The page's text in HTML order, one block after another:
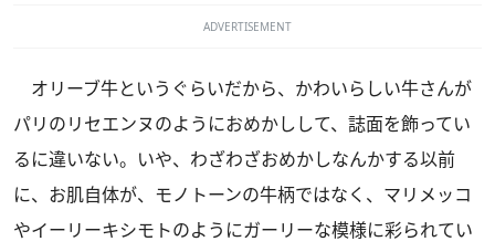
ADVERTISEMENT
オリーブ牛というぐらいだから、かわいらしい牛さんが
パリのリセエンヌのようにおめかしして、誌面を飾ってい
るに違いない。いや、わざわざおめかしなんかする以前
に、お肌自体が、モノトーンの牛柄ではなく、マリメッコ
やイーリーキシモトのようにガーリーな模様に彩られてい